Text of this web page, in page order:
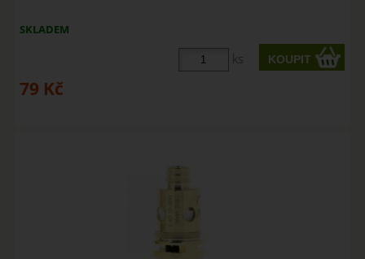
SKLADEM
ks
79 Kč